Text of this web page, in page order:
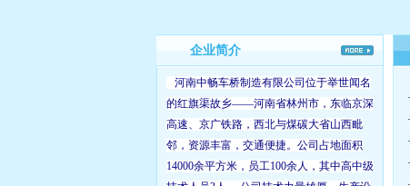
企业简介
河南中畅车桥制造有限公司位于举世闻名
的红旗渠故乡——河南省林州市，东临京深
高速、京广铁路，西北与煤碳大省山西毗
邻，资源丰富，交通便捷。公司占地面积
14000余平方米，员工100余人，其中高中级